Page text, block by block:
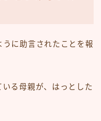
に助言されたことを報
る母親が、はっとした